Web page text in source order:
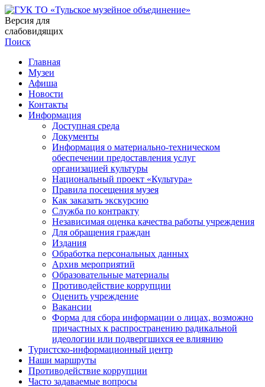
Версия для
слабовидящих
Поиск
Главная
Музеи
Афиша
Новости
Контакты
Информация
Доступная среда
Документы
Информация о материально-техническом
обеспечении предоставления услуг
организацией культуры
Национальный проект «Культура»
Правила посещения музея
Как заказать экскурсию
Служба по контракту
Независимая оценка качества работы учреждения
Для обращения граждан
Издания
Обработка персональных данных
Архив мероприятий
Образовательные материалы
Противодействие коррупции
Оценить учреждение
Вакансии
Форма для сбора информации о лицах, возможно
причастных к распространению радикальной
идеологии или подвергшихся ее влиянию
Туристско-информационный центр
Наши маршруты
Противодействие коррупции
Часто задаваемые вопросы